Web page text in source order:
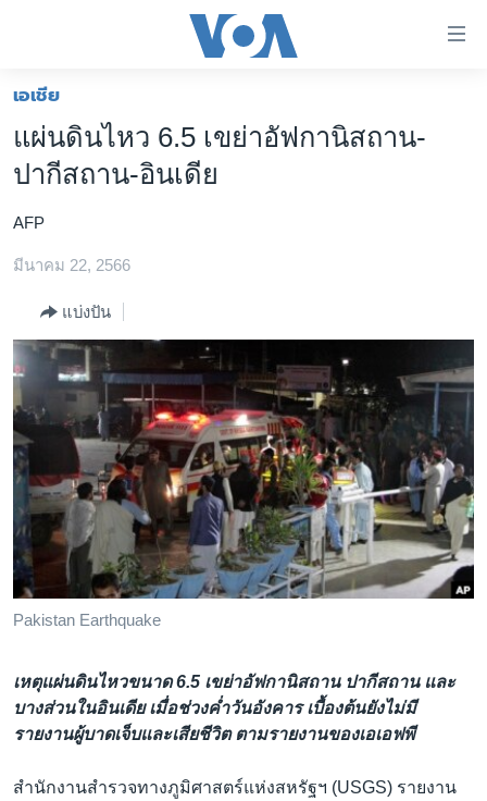
ต่อ
ไป
เนื้อหา
ข้าม
ไป
ข้าม
ไป
การ
ค้นหา
โลก
เอเชีย
สหรัฐฯ
ไทย
ธุรกิจ
วิทยาศาสตร์
สังคมและสุขภาพ
ไลฟ์สไตล์
ตรวจสอบข่าว
เรียนรู้ภาษาอังกฤษ
พอดคาสต์
ติดตามเรา
เลือกภาษา
เอเชีย
แผ่นดินไหว 6.5 เขย่าอัฟกานิสถาน-
ปากีสถาน-อินเดีย
AFP
มีนาคม 22, 2566
แบ่งปัน
Pakistan Earthquake
เหตุแผ่นดินไหวขนาด 6.5 เขย่าอัฟกานิสถาน ปากีสถาน และ
บางส่วนในอินเดีย เมื่อช่วงค่ำวันอังคาร เบื้องต้นยังไม่มี
รายงานผู้บาดเจ็บและเสียชีวิต ตามรายงานของเอเอฟพี
สำนักงานสำรวจทางภูมิศาสตร์แห่งสหรัฐฯ (USGS) รายงาน